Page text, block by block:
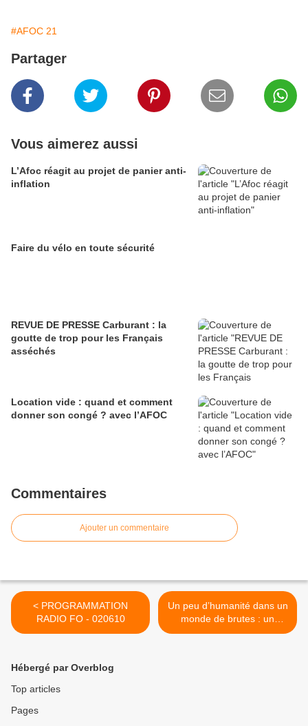
#AFOC 21
Partager
Vous aimerez aussi
L’Afoc réagit au projet de panier anti-
inflation
Faire du vélo en toute sécurité
REVUE DE PRESSE Carburant : la
goutte de trop pour les Français
asséchés
Location vide : quand et comment
donner son congé ? avec l’AFOC
Commentaires
Ajouter un commentaire
< PROGRAMMATION
RADIO FO - 020610
Un peu d’humanité dans un
monde de brutes : un
centre d’appels en
Hébergé par Overblog
Top articles
Pages